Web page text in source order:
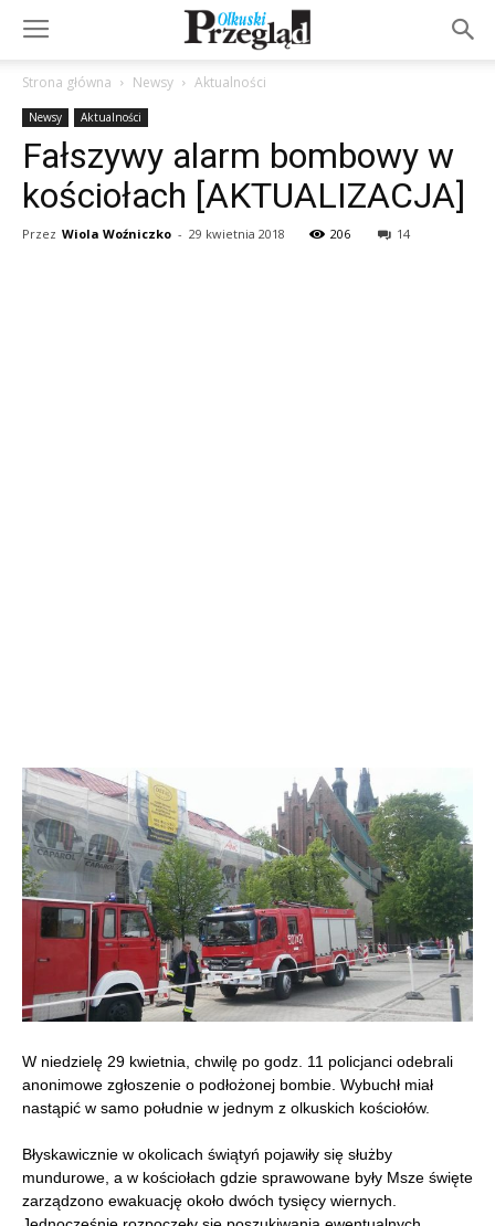
Strona główna Newsy Aktualności
Newsy Aktualności
Fałszywy alarm bombowy w
kościołach [AKTUALIZACJA]
Przez Wiola Woźniczko - 29 kwietnia 2018 206 14
W niedzielę 29 kwietnia, chwilę po godz. 11 policjanci odebrali
anonimowe zgłoszenie o podłożonej bombie. Wybuchł miał
nastąpić w samo południe w jednym z olkuskich kościołów.
Błyskawicznie w okolicach świątyń pojawiły się służby
mundurowe, a w kościołach gdzie sprawowane były Msze święte
zarządzono ewakuację około dwóch tysięcy wiernych.